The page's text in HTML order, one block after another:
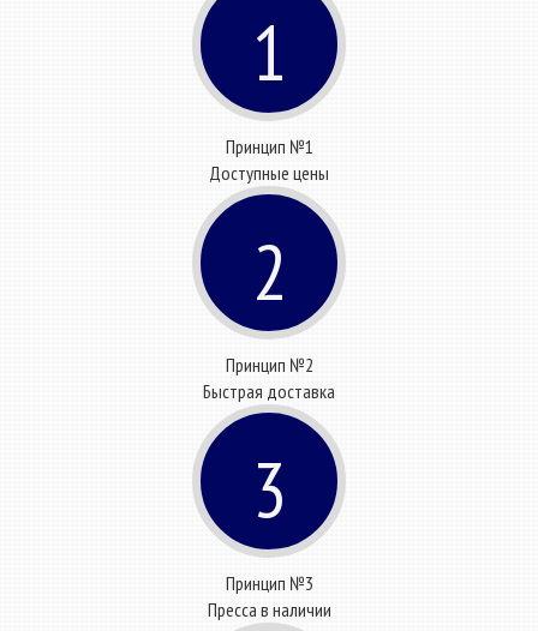
1
Принцип №1
Доступные цены
2
Принцип №2
Быстрая доставка
3
Принцип №3
Пресса в наличии